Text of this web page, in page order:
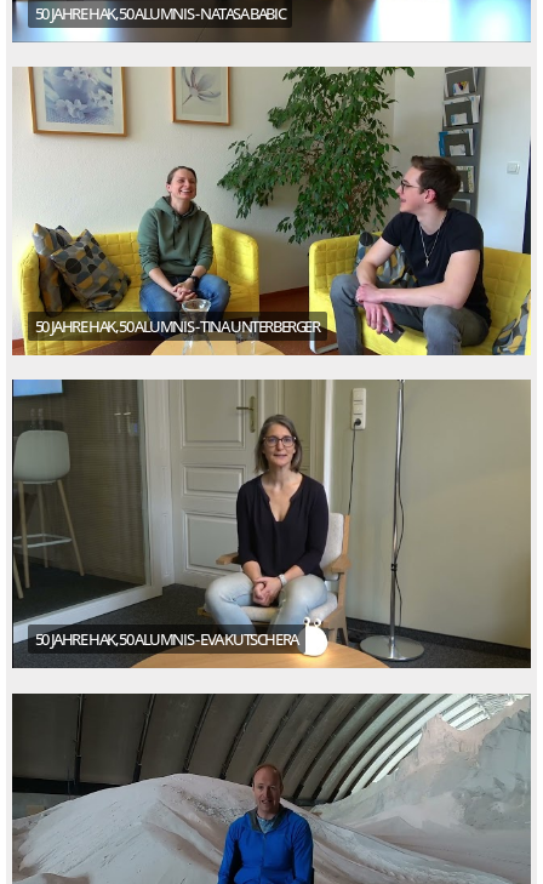
50 JAHRE HAK, 50 ALUMNIS - NATASA BABIC
50 JAHRE HAK, 50 ALUMNIS - TINA UNTERBERGER
50 JAHRE HAK, 50 ALUMNIS - EVA KUTSCHERA